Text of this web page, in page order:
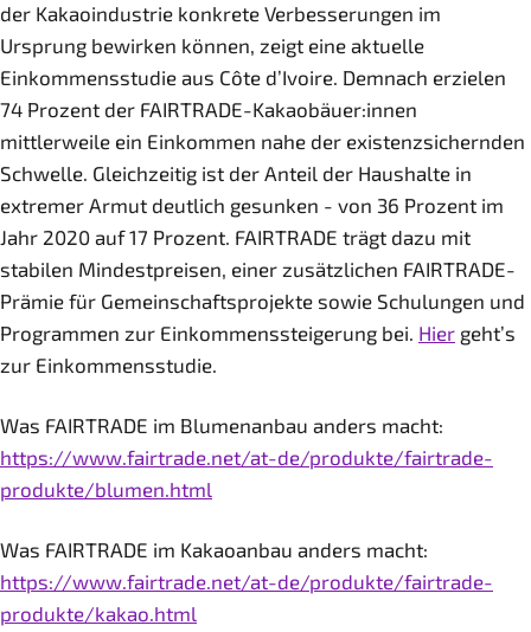
der Kakaoindustrie konkrete Verbesserungen im
Ursprung bewirken können, zeigt eine aktuelle
Einkommensstudie aus Côte d’Ivoire. Demnach erzielen
74 Prozent der FAIRTRADE-Kakaobäuer:innen
mittlerweile ein Einkommen nahe der existenzsichernden
Schwelle. Gleichzeitig ist der Anteil der Haushalte in
extremer Armut deutlich gesunken - von 36 Prozent im
Jahr 2020 auf 17 Prozent. FAIRTRADE trägt dazu mit
stabilen Mindestpreisen, einer zusätzlichen FAIRTRADE-
Prämie für Gemeinschaftsprojekte sowie Schulungen und
Programmen zur Einkommenssteigerung bei. Hier geht’s
zur Einkommensstudie.
Was FAIRTRADE im Blumenanbau anders macht:
https://www.fairtrade.net/at-de/produkte/fairtrade-
produkte/blumen.html
Was FAIRTRADE im Kakaoanbau anders macht:
https://www.fairtrade.net/at-de/produkte/fairtrade-
produkte/kakao.html